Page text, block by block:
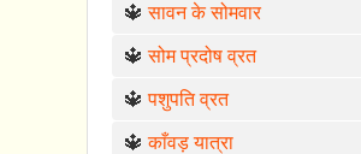
🔱सावन के सोमवार
🔱सोम प्रदोष व्रत
🔱पशुपति व्रत
🔱काँवड़ यात्रा